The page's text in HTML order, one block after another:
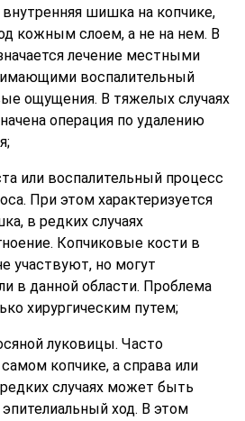
шишка на копчике,
кожным слоем, а не на нем. В
лечение местными
воспалительный
ощущения. В тяжелых случаях
операция по удалению
или воспалительный процесс
При этом характеризуется
в редких случаях
Копчиковые кости в
участвуют, но могут
в данной области. Проблема
хирургическим путем;
луковицы. Часто
копчике, а справа или
случаях может быть
ход. В этом